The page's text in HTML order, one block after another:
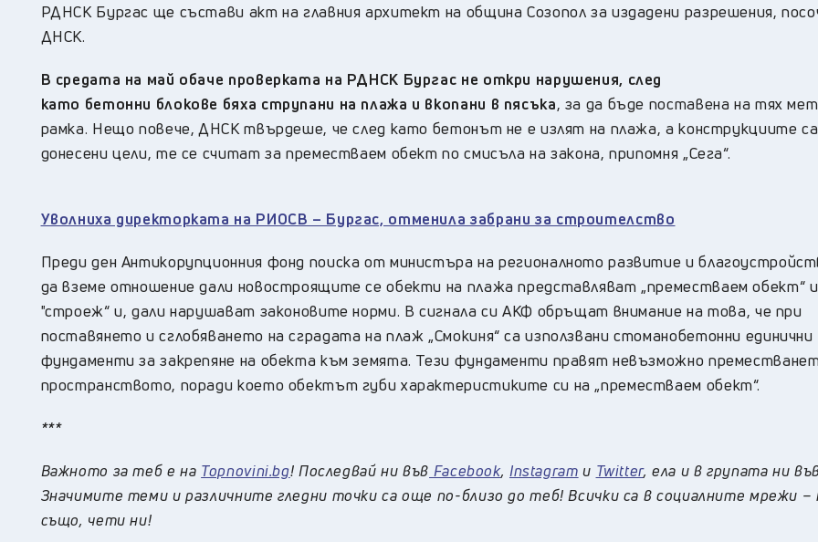
РДНСК Бургас ще състави акт на главния архитект на община Созопол за издадени разрешения,
ДНСК.
В средата на май обаче проверката на РДНСК Бургас не откри нарушения, след
като бетонни блокове бяха струпани на плажа и вкопани в пясъка, за да бъде поставена на тях
рамка. Нещо повече, ДНСК твърдеше, че след като бетонът не е излят на плажа, а конструкциите са
донесени цели, те се считат за преместваем обект по смисъла на закона, припомня „Сега“.
Уволниха директорката на РИОСВ – Бургас, отменила забрани за строителство
Преди ден Антикорупционния фонд поиска от министъра на регионалното развитие и
да вземе отношение дали новостроящите се обекти на плажа представляват „преместваем обект“
"строеж“ и, дали нарушават законовите норми. В сигнала си АКФ обръщат внимание на това, че при
поставянето и сглобяването на сградата на плаж „Смокиня“ са използвани стоманобетонни единични
фундаменти за закрепяне на обекта към земята. Тези фундаменти правят невъзможно
пространството, поради което обектът губи характеристиките си на „преместваем обект“.
***
Важното за теб е на Topnovini.bg! Последвай ни във Facebook, Instagram и Twitter, ела и в групата ни
Значимите теми и различните гледни точки са още по-близо до теб! Всички са в социалните мрежи –
също, чети ни!